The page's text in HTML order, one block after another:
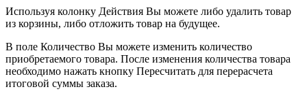
Используя колонку Действия Вы можете либо удалить товар
из корзины, либо отложить товар на будущее.
В поле Количество Вы можете изменить количество
приобретаемого товара. После изменения количества товара
необходимо нажать кнопку Пересчитать для перерасчета
итоговой суммы заказа.